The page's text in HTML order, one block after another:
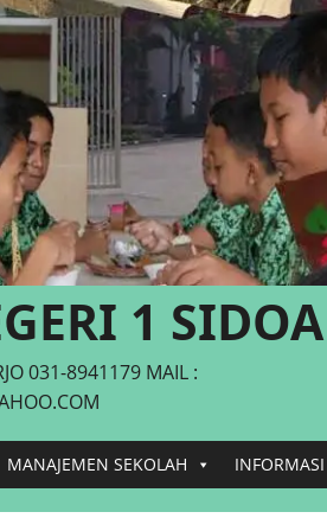
1
031-8941179 MAIL :
MANAJEMEN SEKOLAH INFORMASI